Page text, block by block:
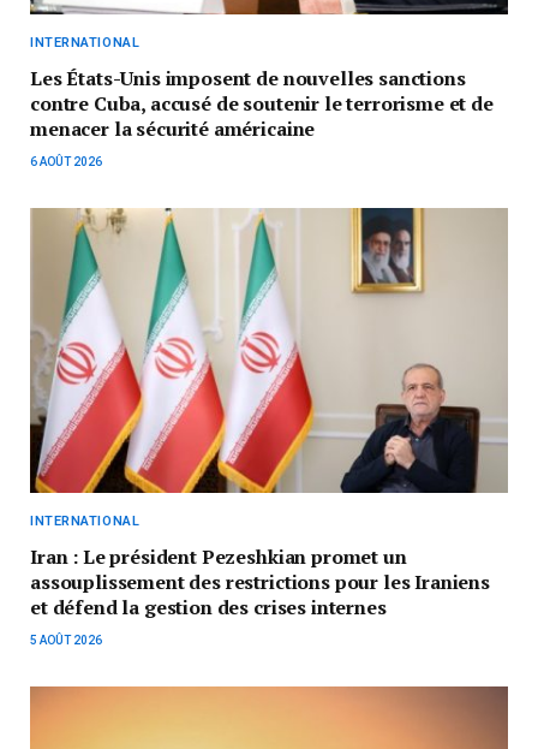
INTERNATIONAL
Les États-Unis imposent de nouvelles sanctions
contre Cuba, accusé de soutenir le terrorisme et de
menacer la sécurité américaine
6 AOÛT 2026
INTERNATIONAL
Iran : Le président Pezeshkian promet un
assouplissement des restrictions pour les Iraniens
et défend la gestion des crises internes
5 AOÛT 2026